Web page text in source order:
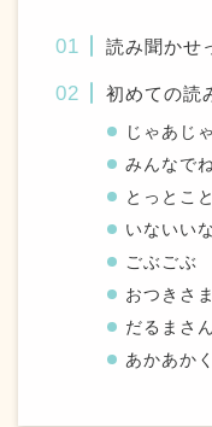
読み聞かせ
初めての読
じゃあじ
みんなでね
とっとこ
いないい
ごぶごぶ
おつきさ
だるまさ
あかあか